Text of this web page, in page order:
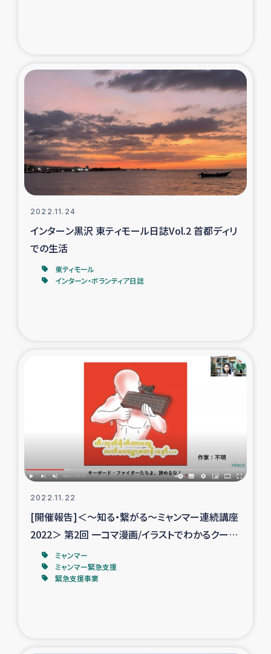
神原ゼミxパルシック
石巻市街地在宅被災者支援
復興応援隊の活動
仮設住宅生活支援・農業復興支援
漁業復興支援
インターン・ボランティア日誌
ガザ地区での公園の緑化を通じた支援事業
ガザ地区における被災住民への緊急支援
ガザ地区酪農を通した女性グループの生計支援
フェアトレード事業
女性の生計向上を通じた子どもの栄養改善事業
2022.11.24
インターン黒沢 東ティモール日誌Vol.2 首都ディリ
での生活
東ティモール
インターン・ボランティア日誌
2022.11.22
[開催報告]＜～知る・繋がる～ミャンマー連続講座
2022＞ 第2回 一コマ漫画/イラストでわかるクーデ
ター後のミャンマー
ミャンマー
ミャンマー緊急支援
緊急支援事業